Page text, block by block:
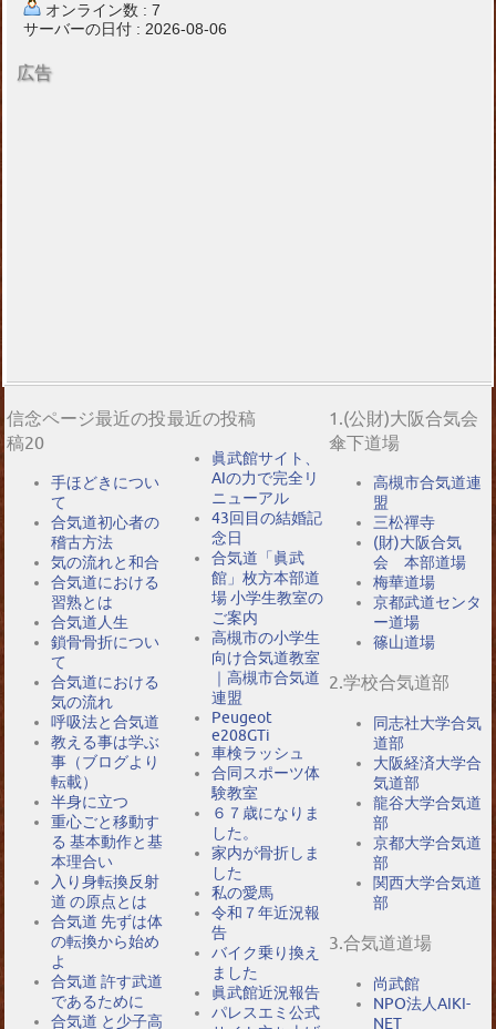
オンライン数 : 7
サーバーの日付 : 2026-08-06
広告
信念ページ最近の投
稿20
手ほどきについ
て
合気道初心者の
稽古方法
気の流れと和合
合気道における
習熟とは
合気道人生
鎖骨骨折につい
て
合気道における
気の流れ
呼吸法と合気道
教える事は学ぶ
事（ブログより
転載）
半身に立つ
重心ごと移動す
る 基本動作と基
本理合い
入り身転換反射
道 の原点とは
合気道 先ずは体
の転換から始め
よ
合気道 許す武道
であるために
合気道 と少子高
最近の投稿
眞武館サイト、
AIの力で完全リ
ニューアル
43回目の結婚記
念日
合気道「眞武
館」枚方本部道
場 小学生教室の
ご案内
高槻市の小学生
向け合気道教室
｜高槻市合気道
連盟
Peugeot
e208GTi
車検ラッシュ
合同スポーツ体
験教室
６７歳になりま
した。
家内が骨折しま
した
私の愛馬
令和７年近況報
告
バイク乗り換え
ました
眞武館近況報告
パレスエミ公式
1.(公財)大阪合気会
傘下道場
高槻市合気道連
盟
三松禪寺
(財)大阪合気
会 本部道場
梅華道場
京都武道センタ
ー道場
篠山道場
2.学校合気道部
同志社大学合気
道部
大阪経済大学合
気道部
龍谷大学合気道
部
京都大学合気道
部
関西大学合気道
部
3.合気道道場
尚武館
NPO法人AIKI-
NET